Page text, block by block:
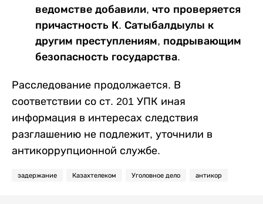
ведомстве добавили, что проверяется
причастность К. Сатыбалдыулы к
другим преступлениям, подрывающим
безопасность государства.
Расследование продолжается. В
соответствии со ст. 201 УПК иная
информация в интересах следствия
разглашению не подлежит, уточнили в
антикоррупционной службе.
задержание Казахтелеком Уголовное дело антикор